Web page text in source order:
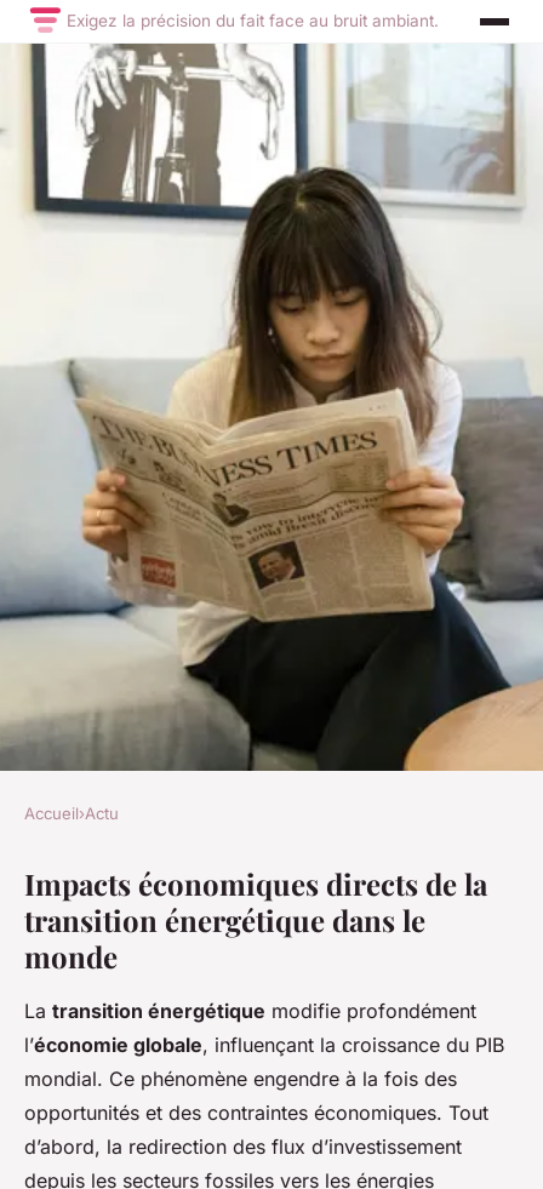
Exigez la précision du fait face au bruit ambiant.
Quels sont les impacts de la
transition énergétique sur
l'économie globale ?
Sara•7 mai 2025•9 min de lecture
Accueil›Actu
Impacts économiques directs de la
transition énergétique dans le
monde
La transition énergétique modifie profondément
l’économie globale, influençant la croissance du PIB
mondial. Ce phénomène engendre à la fois des
opportunités et des contraintes économiques. Tout
d’abord, la redirection des flux d’investissement
depuis les secteurs fossiles vers les énergies